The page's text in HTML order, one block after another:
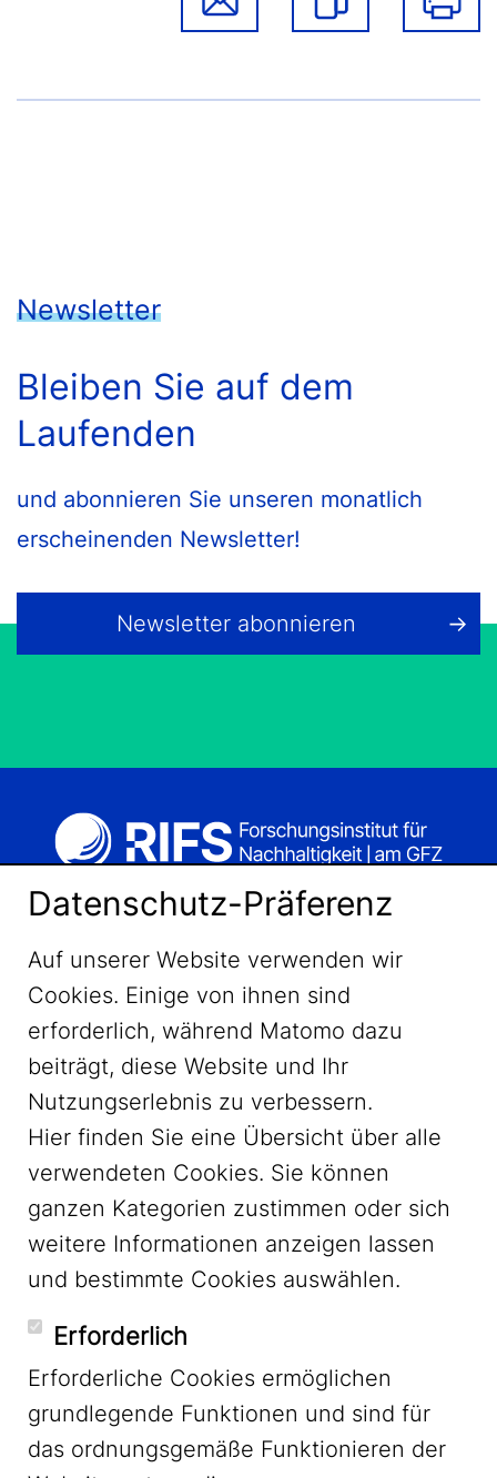
Newsletter
Bleiben Sie auf dem
Laufenden
und abonnieren Sie unseren monatlich
erscheinenden Newsletter!
Newsletter abonnieren
LinkedIn
YouTube
Mastodon
Datenschutz-Präferenz
Auf unserer Website verwenden wir
Cookies. Einige von ihnen sind
erforderlich, während Matomo dazu
beiträgt, diese Website und Ihr
Nutzungserlebnis zu verbessern.
Hier finden Sie eine Übersicht über alle
verwendeten Cookies. Sie können
ganzen Kategorien zustimmen oder sich
weitere Informationen anzeigen lassen
und bestimmte Cookies auswählen.
Erforderlich
Erforderliche Cookies ermöglichen
grundlegende Funktionen und sind für
das ordnungsgemäße Funktionieren der